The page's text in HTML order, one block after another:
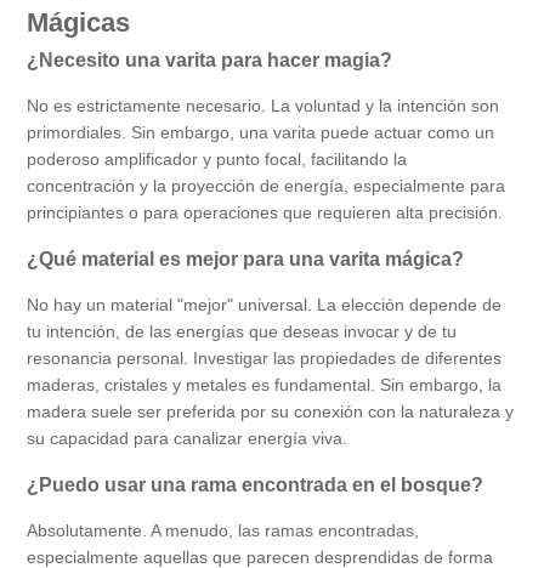
Mágicas
¿Necesito una varita para hacer magia?
No es estrictamente necesario. La voluntad y la intención son
primordiales. Sin embargo, una varita puede actuar como un
poderoso amplificador y punto focal, facilitando la
concentración y la proyección de energía, especialmente para
principiantes o para operaciones que requieren alta precisión.
¿Qué material es mejor para una varita mágica?
No hay un material "mejor" universal. La elección depende de
tu intención, de las energías que deseas invocar y de tu
resonancia personal. Investigar las propiedades de diferentes
maderas, cristales y metales es fundamental. Sin embargo, la
madera suele ser preferida por su conexión con la naturaleza y
su capacidad para canalizar energía viva.
¿Puedo usar una rama encontrada en el bosque?
Absolutamente. A menudo, las ramas encontradas,
especialmente aquellas que parecen desprendidas de forma